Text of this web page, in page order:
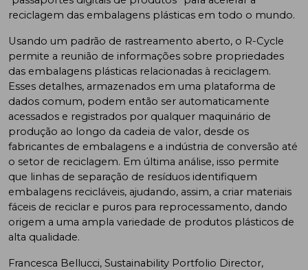
reciclagem das embalagens plásticas em todo o mundo.
Usando um padrão de rastreamento aberto, o R-Cycle
permite a reunião de informações sobre propriedades
das embalagens plásticas relacionadas à reciclagem.
Esses detalhes, armazenados em uma plataforma de
dados comum, podem então ser automaticamente
acessados e registrados por qualquer maquinário de
produção ao longo da cadeia de valor, desde os
fabricantes de embalagens e a indústria de conversão até
o setor de reciclagem. Em última análise, isso permite
que linhas de separação de resíduos identifiquem
embalagens recicláveis, ajudando, assim, a criar materiais
fáceis de reciclar e puros para reprocessamento, dando
origem a uma ampla variedade de produtos plásticos de
alta qualidade.
Francesca Bellucci, Sustainability Portfolio Director,